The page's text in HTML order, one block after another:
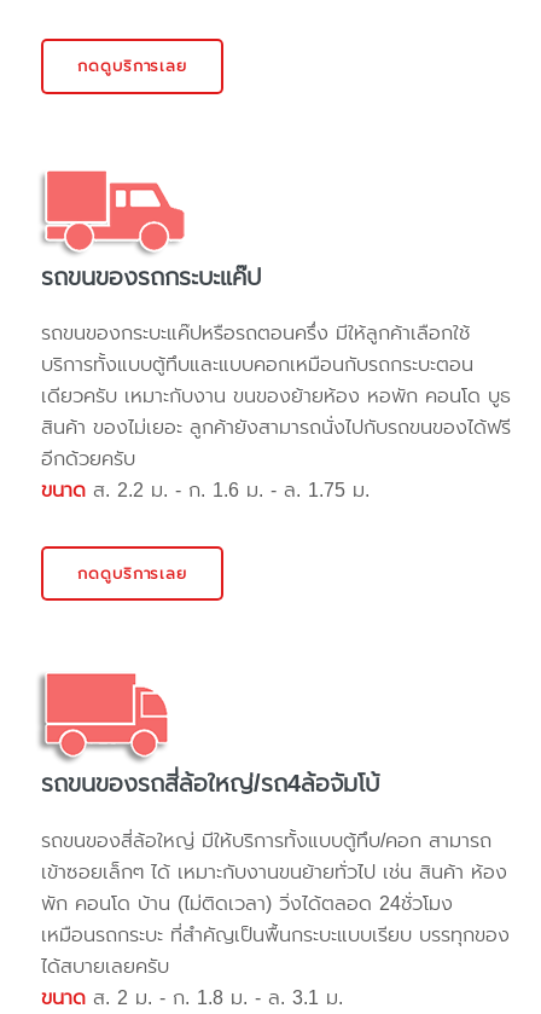
กดดูบริการเลย
รถขนของรถกระบะแค๊ป
รถขนของกระบะแค๊ปหรือรถตอนครึ่ง มีให้ลูกค้าเลือกใช้
บริการทั้งแบบตู้ทึบและแบบคอกเหมือนกับรถกระบะตอน
เดียวครับ เหมาะกับงาน ขนของย้ายห้อง หอพัก คอนโด บูธ
สินค้า ของไม่เยอะ ลูกค้ายังสามารถนั่งไปกับรถขนของได้ฟรี
อีกด้วยครับ
ขนาด ส. 2.2 ม. - ก. 1.6 ม. - ล. 1.75 ม.
กดดูบริการเลย
รถขนของรถสี่ล้อใหญ่/รถ4ล้อจัมโบ้
รถขนของสี่ล้อใหญ่ มีให้บริการทั้งแบบตู้ทึบ/คอก สามารถ
เข้าซอยเล็กๆ ได้ เหมาะกับงานขนย้ายทั่วไป เช่น สินค้า ห้อง
พัก คอนโด บ้าน (ไม่ติดเวลา) วิ่งได้ตลอด 24ชั่วโมง
เหมือนรถกระบะ ที่สำคัญเป็นพื้นกระบะแบบเรียบ บรรทุกของ
ได้สบายเลยครับ
ขนาด ส. 2 ม. - ก. 1.8 ม. - ล. 3.1 ม.